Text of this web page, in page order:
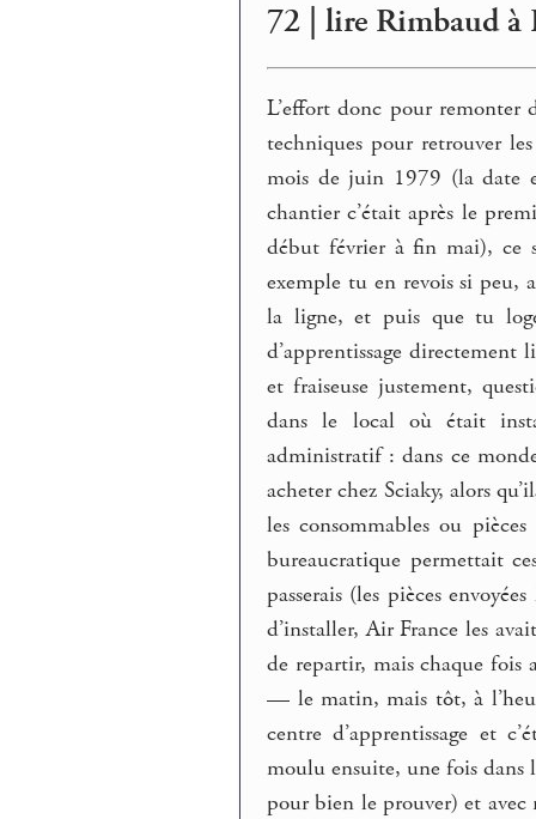
72 | lire Rimbaud à
L’effort donc pour remonter
techniques pour retrouver
mois de juin 1979 (la date
chantier c’était après le
début février à fin mai), ce
exemple tu en revois si peu,
la ligne, et puis que tu
d’apprentissage
et fraiseuse justement,
dans le local où était
administratif : dans ce
acheter chez Sciaky, alors
les consommables ou
bureaucratique permettait
passerais (les pièces
d’installer, Air France les
de repartir, mais chaque fois
— le matin, mais tôt, à
centre d’apprentissage et
moulu ensuite, une fois dans
pour bien le prouver) et